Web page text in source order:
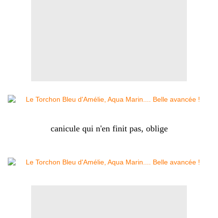
canicule qui n'en finit pas, oblige